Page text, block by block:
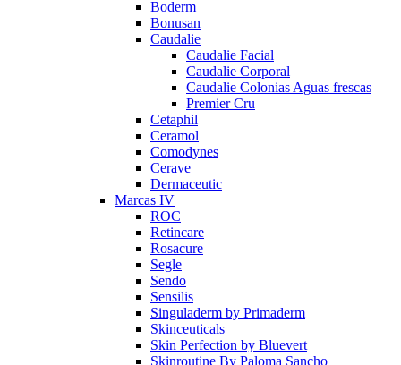
Boderm
Bonusan
Caudalie
Caudalie Facial
Caudalie Corporal
Caudalie Colonias Aguas frescas
Premier Cru
Cetaphil
Ceramol
Comodynes
Cerave
Dermaceutic
Marcas IV
ROC
Retincare
Rosacure
Segle
Sendo
Sensilis
Singuladerm by Primaderm
Skinceuticals
Skin Perfection by Bluevert
Skinroutine By Paloma Sancho